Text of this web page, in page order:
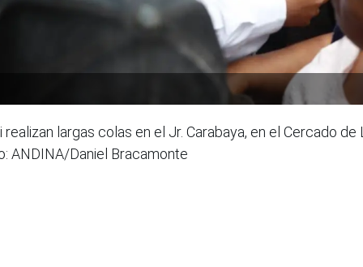
realizan largas colas en el Jr. Carabaya, en el Cercado
ANDINA/Daniel Bracamonte